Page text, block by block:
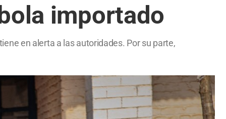
importado
en alerta a las autoridades. Por su parte,